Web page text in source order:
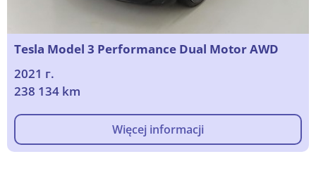
Tesla Model 3 Performance Dual Motor AWD
2021 г.
238 134 km
Więcej informacji